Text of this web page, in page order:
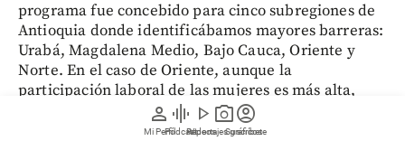
person
Mi Perfil
graphic_eq
Pódcast
play_arrow
Videos
photo_camera
Reportajes gráficos
account_circle
Suscríbete
programa fue concebido para cinco subregiones de
Antioquia donde identificábamos mayores barreras:
Urabá, Magdalena Medio, Bajo Cauca, Oriente y
Norte. En el caso de Oriente, aunque la
participación laboral de las mujeres es más alta,
quisimos tener un punto de comparación para
analizar cómo respondían las empresas al programa